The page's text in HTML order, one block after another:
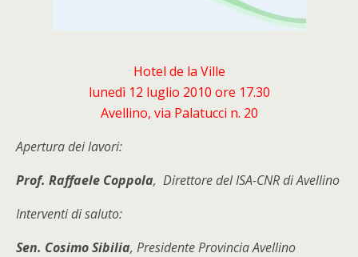
Hotel de la Ville
lunedì 12 luglio 2010 ore 17.30
Avellino, via Palatucci n. 20
Apertura dei lavori:
Prof. Raffaele Coppola, Direttore del ISA-CNR di Avellino
Interventi di saluto:
Sen. Cosimo Sibilia, Presidente Provincia Avellino